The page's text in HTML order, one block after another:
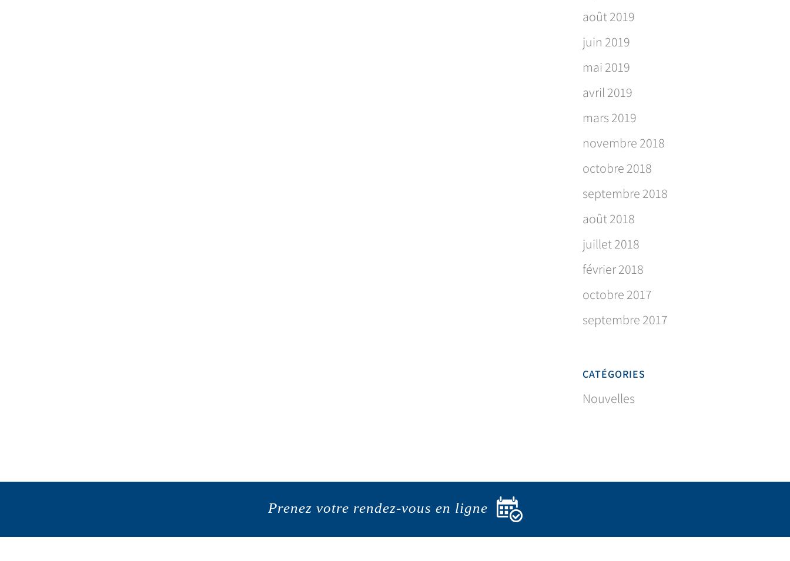
août 2019
juin 2019
mai 2019
avril 2019
mars 2019
novembre 2018
octobre 2018
septembre 2018
août 2018
juillet 2018
février 2018
octobre 2017
septembre 2017
CATÉGORIES
Nouvelles
Prenez votre rendez-vous en ligne